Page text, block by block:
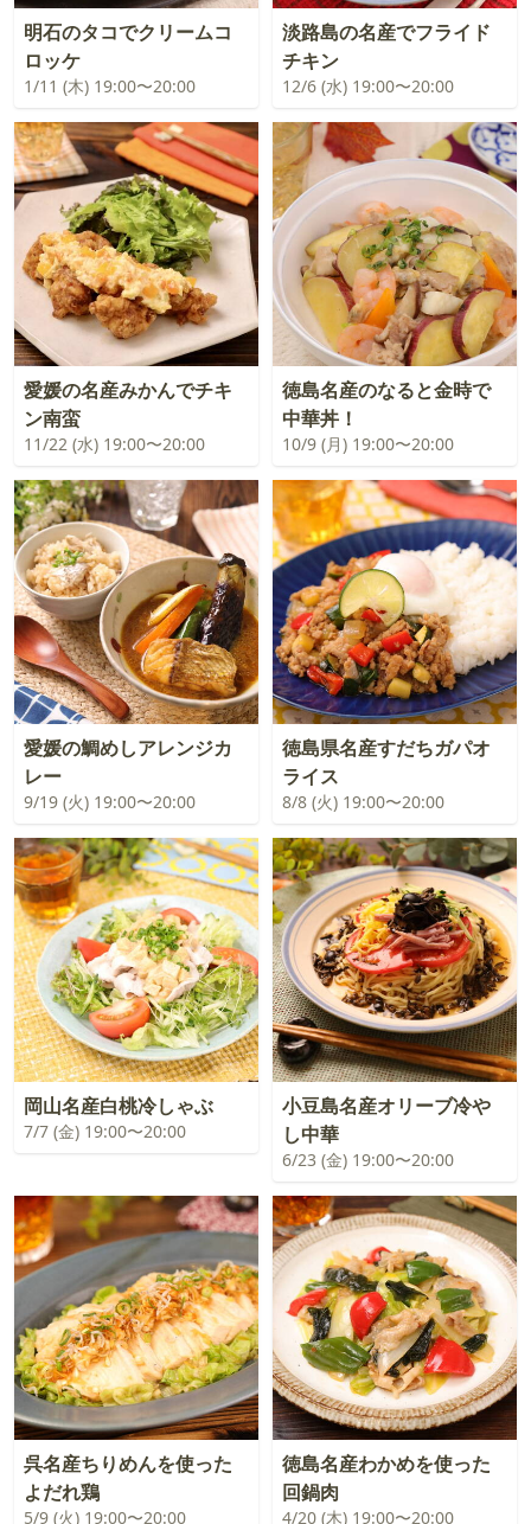
明石のタコでクリームコ
ロッケ
1/11 (木) 19:00〜20:00
淡路島の名産でフライド
チキン
12/6 (水) 19:00〜20:00
愛媛の名産みかんでチキ
ン南蛮
11/22 (水) 19:00〜20:00
徳島名産のなると金時で
中華丼！
10/9 (月) 19:00〜20:00
愛媛の鯛めしアレンジカ
レー
9/19 (火) 19:00〜20:00
徳島県名産すだちガパオ
ライス
8/8 (火) 19:00〜20:00
岡山名産白桃冷しゃぶ
7/7 (金) 19:00〜20:00
小豆島名産オリーブ冷や
し中華
6/23 (金) 19:00〜20:00
呉名産ちりめんを使った
よだれ鶏
5/9 (火) 19:00〜20:00
徳島名産わかめを使った
回鍋肉
4/20 (木) 19:00〜20:00